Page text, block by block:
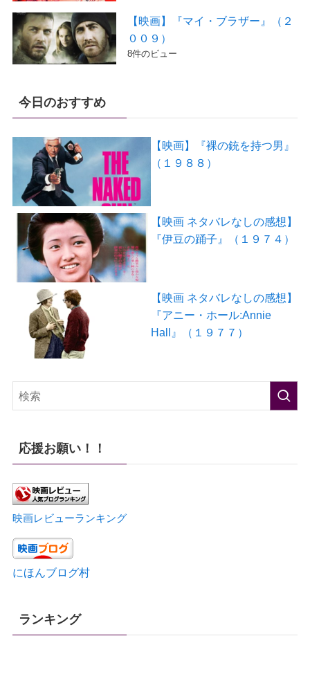
【映画】『マイ・ブラザー』（２
００９）
8件のビュー
今日のおすすめ
【映画】『裸の銃を持つ男』
（１９８８）
【映画 ネタバレなしの感想】
『伊豆の踊子』（１９７４）
【映画 ネタバレなしの感想】
『アニー・ホール:Annie
Hall』（１９７７）
応援お願い！！
映画レビューランキング
にほんブログ村
ランキング